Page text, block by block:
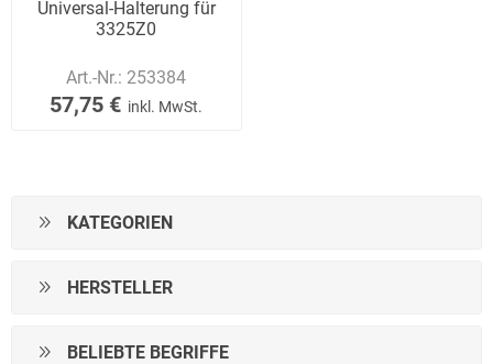
Universal-Halterung für
3325Z0
Art.-Nr.: 253384
57,75 € inkl. MwSt.
KATEGORIEN
HERSTELLER
BELIEBTE BEGRIFFE